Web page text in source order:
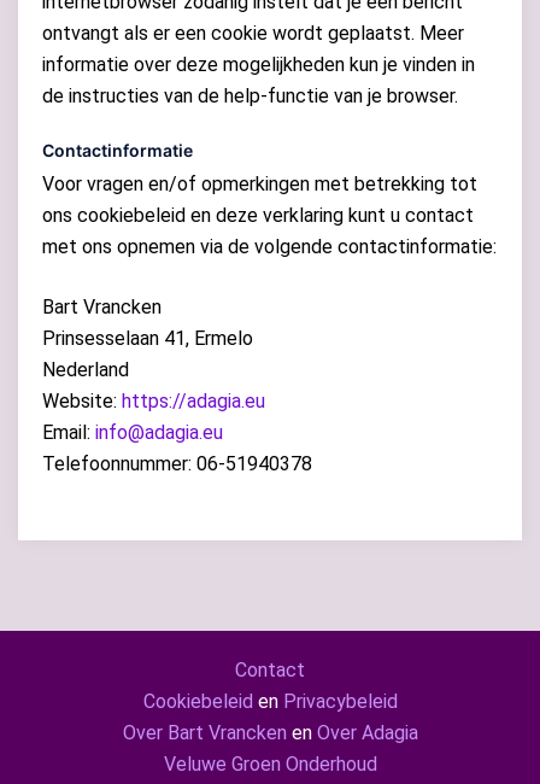
ontvangt als er een cookie wordt geplaatst. Meer
informatie over deze mogelijkheden kun je vinden in
de instructies van de help-functie van je browser.
Contactinformatie
Voor vragen en/of opmerkingen met betrekking tot
ons cookiebeleid en deze verklaring kunt u contact
met ons opnemen via de volgende contactinformatie:
Bart Vrancken
Prinsesselaan 41, Ermelo
Nederland
Website: https://adagia.eu
Email: info@adagia.eu
Telefoonnummer: 06-51940378
Contact
Cookiebeleid en Privacybeleid
Over Bart Vrancken en Over Adagia
Veluwe Groen Onderhoud